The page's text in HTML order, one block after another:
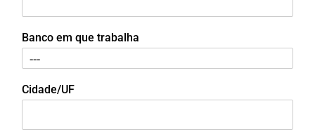
Banco em que trabalha
Cidade/UF